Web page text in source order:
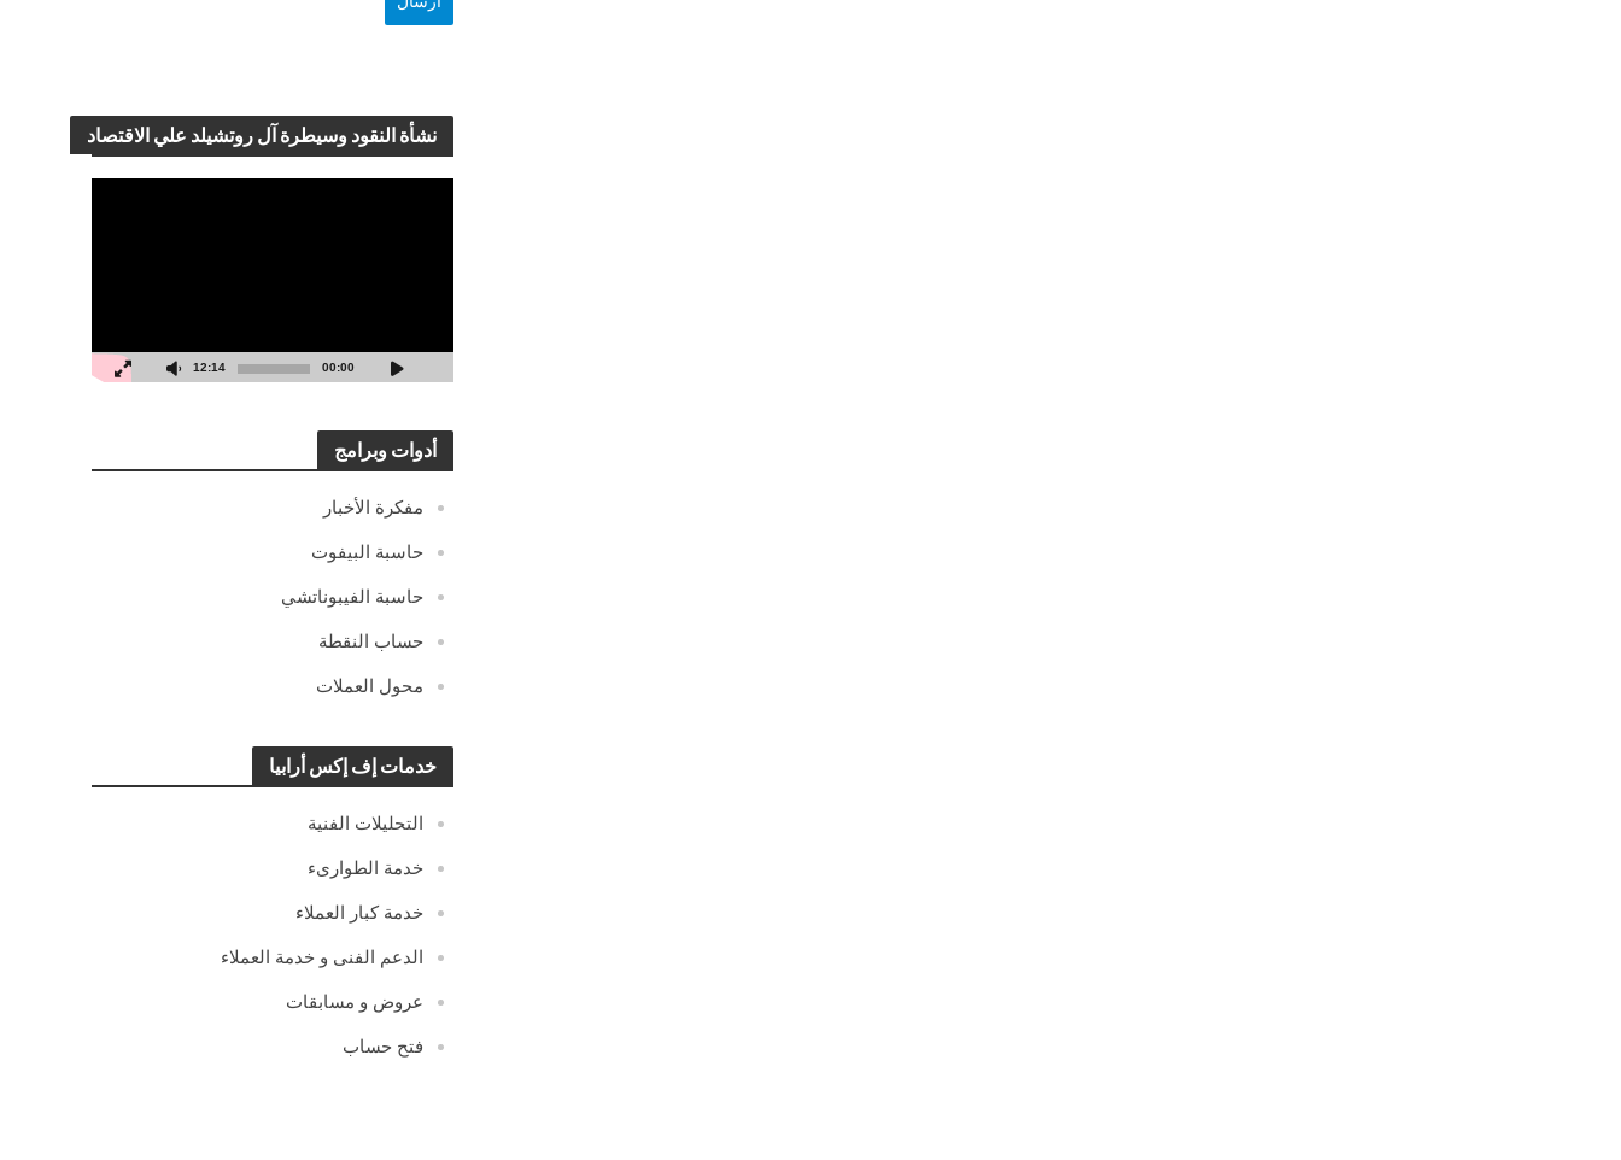
نشأة النقود وسيطرة آل روتشيلد علي الاقتصاد
00:00
12:14
أدوات وبرامج
مفكرة الأخبار
حاسبة البيفوت
حاسبة الفيبوناتشي
حساب النقطة
محول العملات
خدمات إف إكس أرابيا
التحليلات الفنية
خدمة الطوارىء
خدمة كبار العملاء
الدعم الفنى و خدمة العملاء
عروض و مسابقات
فتح حساب